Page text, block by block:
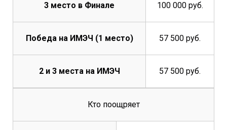
3 место в Финале 100 000 руб.
Победа на ИМЭЧ (1 место) 57 500 руб.
2 и 3 места на ИМЭЧ 57 500 руб.
Кто поощряет